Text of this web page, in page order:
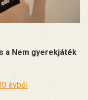
a Nem gyerekjáték
évből